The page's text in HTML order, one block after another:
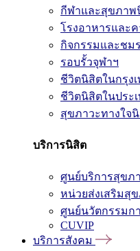
กีฬาและสุขภาพ
โรงอาหารและค
กิจกรรมและชม
รอบรั้วจุฬาฯ
ชีวิตนิสิตในกรุง
ชีวิตนิสิตในประ
สุขภาวะทางใจ
บริการนิสิต
ศูนย์บริการสุขภ
หน่วยส่งเสริมสุ
ศูนย์นวัตกรรมกา
CUVIP
บริการสังคม